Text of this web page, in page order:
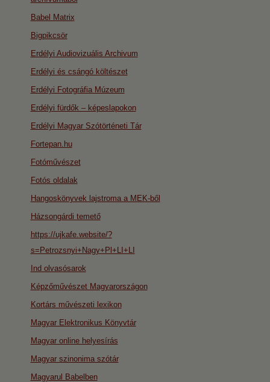
Babel Matrix
Bigpikcsör
Erdélyi Audiovizuális Archivum
Erdélyi és csángó költészet
Erdélyi Fotográfia Múzeum
Erdélyi fürdők – képeslapokon
Erdélyi Magyar Szótörténeti Tár
Fortepan.hu
Fotóművészet
Fotós oldalak
Hangoskönyvek lajstroma a MEK-ből
Házsongárdi temető
https://ujkafe.website/?
s=Petrozsnyi+Nagy+Pl+LI+LI
Ind olvasósarok
Képzőművészet Magyarországon
Kortárs művészeti lexikon
Magyar Elektronikus Könyvtár
Magyar online helyesírás
Magyar szinonima szótár
Magyarul Babelben